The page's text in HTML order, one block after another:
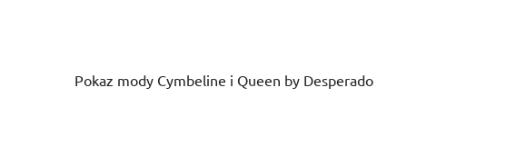
Pokaz mody Cymbeline i Queen by Desperado